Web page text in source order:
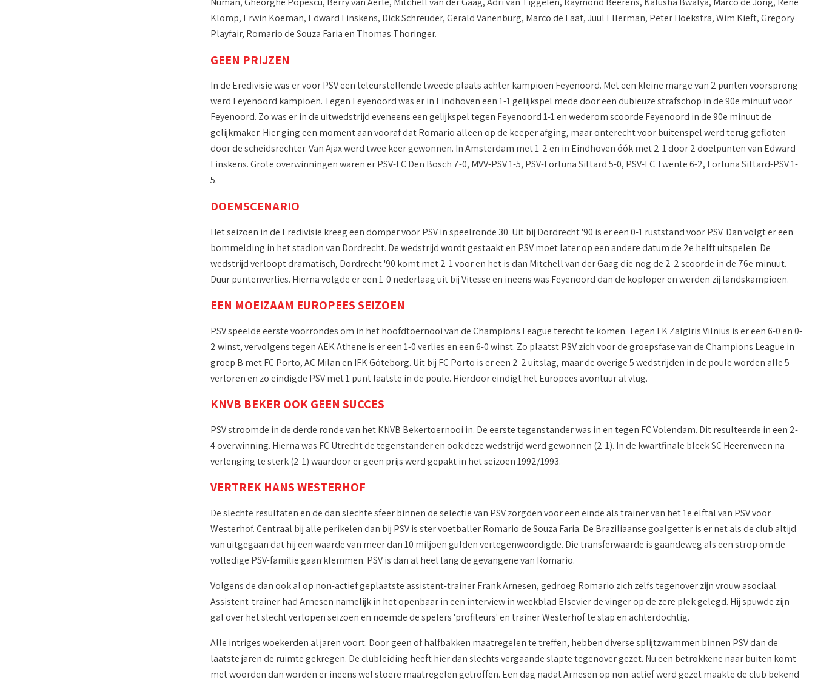
Klomp, Erwin Koeman, Edward Linskens, Dick Schreuder, Gerald Vanenburg, Marco de Laat, Juul Ellerman, Peter Hoekstra, Wim Kieft, Gregory
Playfair, Romario de Souza Faria en Thomas Thoringer.
GEEN PRIJZEN
In de Eredivisie was er voor PSV een teleurstellende tweede plaats achter kampioen Feyenoord. Met een kleine marge van 2 punten voorsprong
werd Feyenoord kampioen. Tegen Feyenoord was er in Eindhoven een 1-1 gelijkspel mede door een dubieuze strafschop in de 90e minuut voor
Feyenoord. Zo was er in de uitwedstrijd eveneens een gelijkspel tegen Feyenoord 1-1 en wederom scoorde Feyenoord in de 90e minuut de
gelijkmaker. Hier ging een moment aan vooraf dat Romario alleen op de keeper afging, maar onterecht voor buitenspel werd terug gefloten
door de scheidsrechter. Van Ajax werd twee keer gewonnen. In Amsterdam met 1-2 en in Eindhoven óók met 2-1 door 2 doelpunten van Edward
Linskens. Grote overwinningen waren er PSV-FC Den Bosch 7-0, MVV-PSV 1-5, PSV-Fortuna Sittard 5-0, PSV-FC Twente 6-2, Fortuna Sittard-PSV 1-
5.
DOEMSCENARIO
Het seizoen in de Eredivisie kreeg een domper voor PSV in speelronde 30. Uit bij Dordrecht '90 is er een 0-1 ruststand voor PSV. Dan volgt er een
bommelding in het stadion van Dordrecht. De wedstrijd wordt gestaakt en PSV moet later op een andere datum de 2e helft uitspelen. De
wedstrijd verloopt dramatisch, Dordrecht '90 komt met 2-1 voor en het is dan Mitchell van der Gaag die nog de 2-2 scoorde in de 76e minuut.
Duur puntenverlies. Hierna volgde er een 1-0 nederlaag uit bij Vitesse en ineens was Feyenoord dan de koploper en werden zij landskampioen.
EEN MOEIZAAM EUROPEES SEIZOEN
PSV speelde eerste voorrondes om in het hoofdtoernooi van de Champions League terecht te komen. Tegen FK Zalgiris Vilnius is er een 6-0 en 0-
2 winst, vervolgens tegen AEK Athene is er een 1-0 verlies en een 6-0 winst. Zo plaatst PSV zich voor de groepsfase van de Champions League in
groep B met FC Porto, AC Milan en IFK Göteborg. Uit bij FC Porto is er een 2-2 uitslag, maar de overige 5 wedstrijden in de poule worden alle 5
verloren en zo eindigde PSV met 1 punt laatste in de poule. Hierdoor eindigt het Europees avontuur al vlug.
KNVB BEKER OOK GEEN SUCCES
PSV stroomde in de derde ronde van het KNVB Bekertoernooi in. De eerste tegenstander was in en tegen FC Volendam. Dit resulteerde in een 2-
4 overwinning. Hierna was FC Utrecht de tegenstander en ook deze wedstrijd werd gewonnen (2-1). In de kwartfinale bleek SC Heerenveen na
verlenging te sterk (2-1) waardoor er geen prijs werd gepakt in het seizoen 1992/1993.
VERTREK HANS WESTERHOF
De slechte resultaten en de dan slechte sfeer binnen de selectie van PSV zorgden voor een einde als trainer van het 1e elftal van PSV voor
Westerhof. Centraal bij alle perikelen dan bij PSV is ster voetballer Romario de Souza Faria. De Braziliaanse goalgetter is er net als de club altijd
van uitgegaan dat hij een waarde van meer dan 10 miljoen gulden vertegenwoordigde. Die transferwaarde is gaandeweg als een strop om de
volledige PSV-familie gaan klemmen. PSV is dan al heel lang de gevangene van Romario.
Volgens de dan ook al op non-actief geplaatste assistent-trainer Frank Arnesen, gedroeg Romario zich zelfs tegenover zijn vrouw asociaal.
Assistent-trainer had Arnesen namelijk in het openbaar in een interview in weekblad Elsevier de vinger op de zere plek gelegd. Hij spuwde zijn
gal over het slecht verlopen seizoen en noemde de spelers 'profiteurs' en trainer Westerhof te slap en achterdochtig.
Alle intriges woekerden al jaren voort. Door geen of halfbakken maatregelen te treffen, hebben diverse splijtzwammen binnen PSV dan de
laatste jaren de ruimte gekregen. De clubleiding heeft hier dan slechts vergaande slapte tegenover gezet. Nu een betrokkene naar buiten komt
met woorden dan worden er ineens wel stoere maatregelen getroffen. Een dag nadat Arnesen op non-actief werd gezet maakte de club bekend